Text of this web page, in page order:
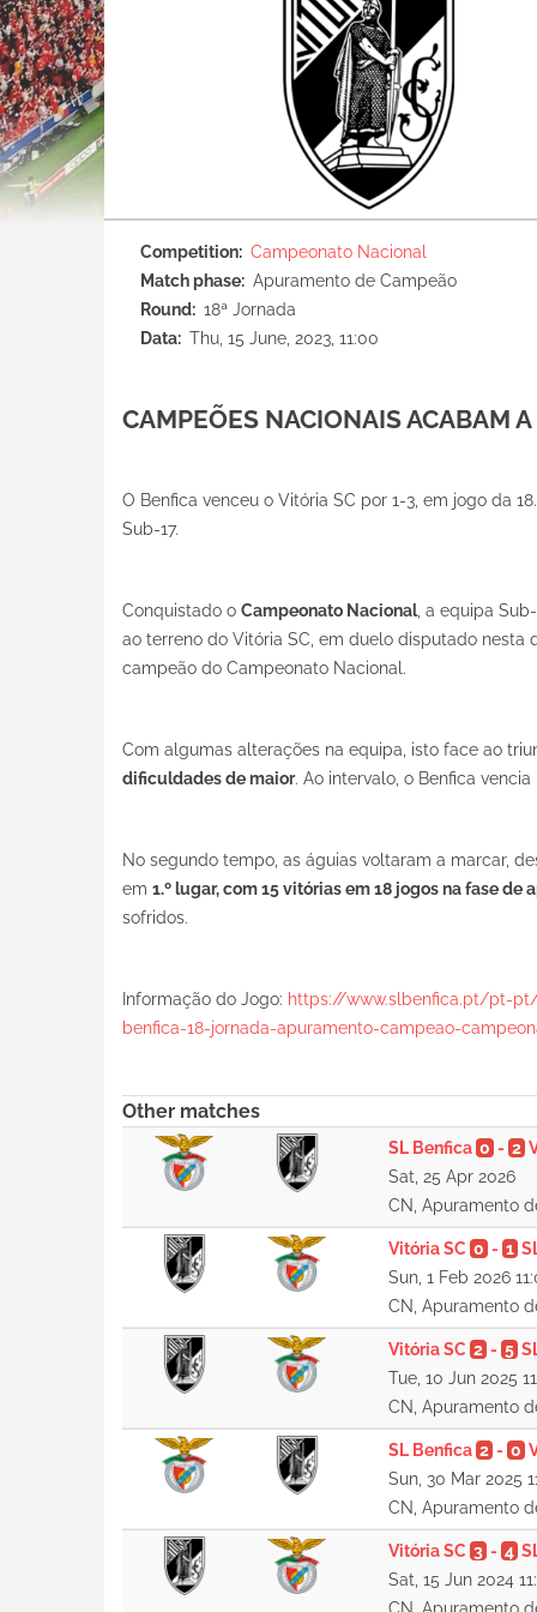
Competition
Campeonato Nacional
Match phase
Apuramento de Campeão
Round
18ª Jornada
Data
Thu, 15 June, 2023, 11:00
CAMPEÕES NACIONAIS ACABAM
O Benfica venceu o Vitória SC por 1-3, em jogo da
Sub-17.
Conquistado o Campeonato Nacional, a equipa
ao terreno do Vitória SC, em duelo disputado nesta
campeão do Campeonato Nacional.
Com algumas alterações na equipa, isto face ao
dificuldades de maior. Ao intervalo, o Benfica
No segundo tempo, as águias voltaram a marcar,
em 1.º lugar, com 15 vitórias em 18 jogos na fase
sofridos.
Informação do Jogo: https://www.slbenfica.pt/pt-
benfica-18-jornada-apuramento-campeao-
Other matches
SL Benfica 0 - 2
Sat, 25 Apr 2026
CN, Apuramento
Vitória SC 0 - 1
Sun, 1 Feb 2026
CN, Apuramento
Vitória SC 2- 5
Tue, 10 Jun 2025
CN, Apuramento
SL Benfica 2- 0
Sun, 30 Mar 2025
CN, Apuramento
Vitória SC 3- 4
Sat, 15 Jun 2024